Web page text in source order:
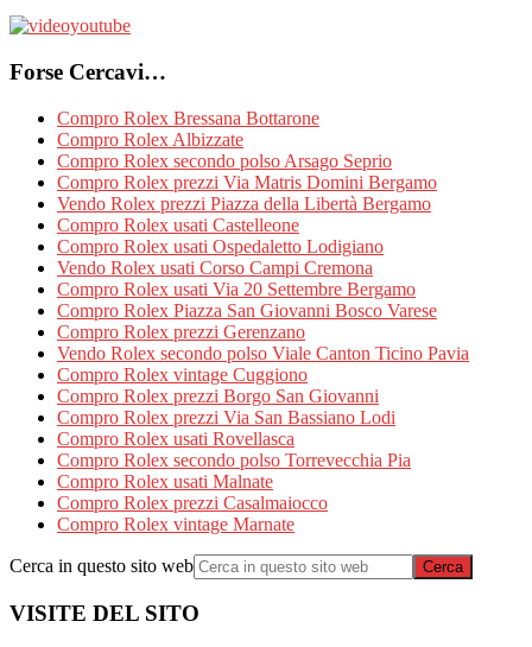
Forse Cercavi…
Compro Rolex Bressana Bottarone
Compro Rolex Albizzate
Compro Rolex secondo polso Arsago Seprio
Compro Rolex prezzi Via Matris Domini Bergamo
Vendo Rolex prezzi Piazza della Libertà Bergamo
Compro Rolex usati Castelleone
Compro Rolex usati Ospedaletto Lodigiano
Vendo Rolex usati Corso Campi Cremona
Compro Rolex usati Via 20 Settembre Bergamo
Compro Rolex Piazza San Giovanni Bosco Varese
Compro Rolex prezzi Gerenzano
Vendo Rolex secondo polso Viale Canton Ticino Pavia
Compro Rolex vintage Cuggiono
Compro Rolex prezzi Borgo San Giovanni
Compro Rolex prezzi Via San Bassiano Lodi
Compro Rolex usati Rovellasca
Compro Rolex secondo polso Torrevecchia Pia
Compro Rolex usati Malnate
Compro Rolex prezzi Casalmaiocco
Compro Rolex vintage Marnate
Cerca in questo sito web
VISITE DEL SITO